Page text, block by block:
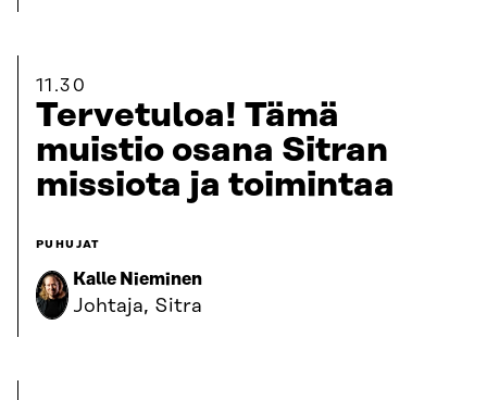
11.30
Tervetuloa! Tämä
muistio osana Sitran
missiota ja toimintaa
PUHUJAT
Kalle Nieminen
Johtaja, Sitra